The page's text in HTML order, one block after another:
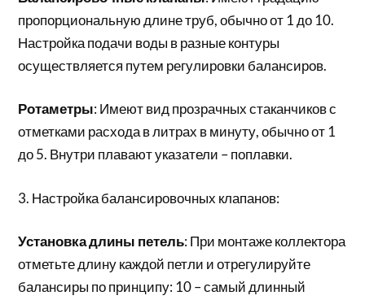
пропорциональную длине труб, обычно от 1 до 10.
Настройка подачи воды в разные контуры
осуществляется путем регулировки балансиров.
Ротаметры: Имеют вид прозрачных стаканчиков с
отметками расхода в литрах в минуту, обычно от 1
до 5. Внутри плавают указатели – поплавки.
3. Настройка балансировочных клапанов:
Установка длины петель: При монтаже коллектора
отметьте длину каждой петли и отрегулируйте
балансиры по принципу: 10 – самый длинный